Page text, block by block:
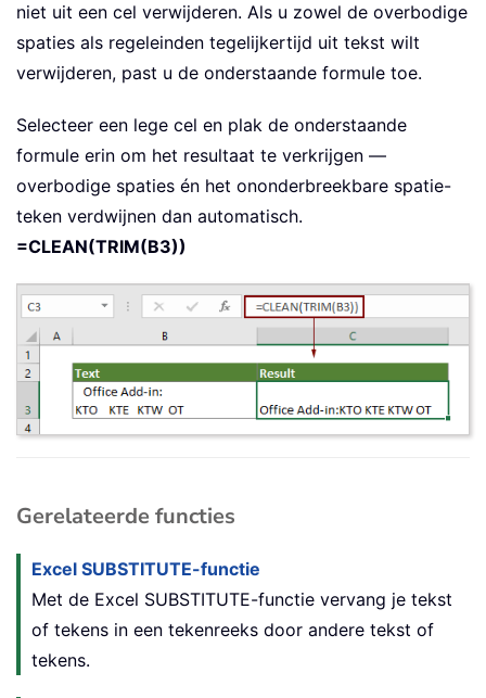
niet uit een cel verwijderen. Als u zowel de overbodige
spaties als regeleinden tegelijkertijd uit tekst wilt
verwijderen, past u de onderstaande formule toe.
Selecteer een lege cel en plak de onderstaande
formule erin om het resultaat te verkrijgen —
overbodige spaties én het ononderbreekbare spatie-
teken verdwijnen dan automatisch.
=CLEAN(TRIM(B3))
Gerelateerde functies
Excel SUBSTITUTE-functie
Met de Excel SUBSTITUTE-functie vervang je tekst
of tekens in een tekenreeks door andere tekst of
tekens.